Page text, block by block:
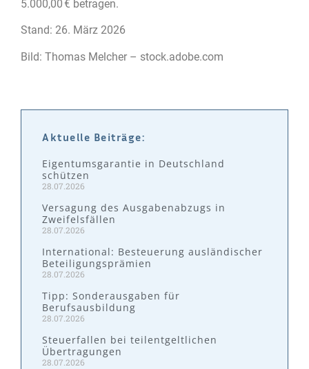
5.000,00 € betragen.
Stand: 26. März 2026
Bild: Thomas Melcher – stock.adobe.com
Aktuelle Beiträge:
Eigentumsgarantie in Deutschland
schützen
28.07.2026
Versagung des Ausgabenabzugs in
Zweifelsfällen
28.07.2026
International: Besteuerung ausländischer
Beteiligungsprämien
28.07.2026
Tipp: Sonderausgaben für
Berufsausbildung
28.07.2026
Steuerfallen bei teilentgeltlichen
Übertragungen
28.07.2026